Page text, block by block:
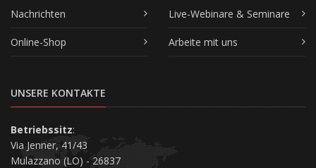
Nachrichten
Online-Shop
Live-Webinare & Seminare
Arbeite mit uns
UNSERE KONTAKTE
Betriebssitz:
Via Jenner, 41/43
Mulazzano (LO) - 26837